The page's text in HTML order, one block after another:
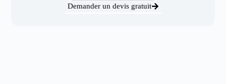
Demander un devis gratuit